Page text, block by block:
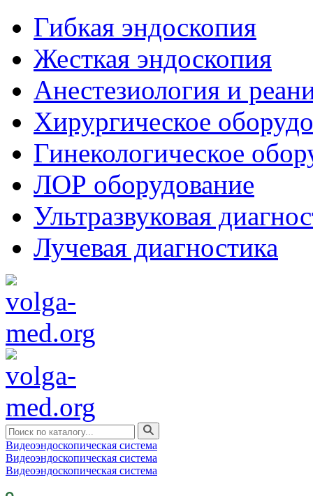
Гибкая эндоскопия
Жесткая эндоскопия
Анестезиология и
Хирургическое
Гинекологическое
ЛОР оборудование
Ультразвуковая
Лучевая диагностика
Видеоэндоскопическая система
Видеоэндоскопическая система
Видеоэндоскопическая система